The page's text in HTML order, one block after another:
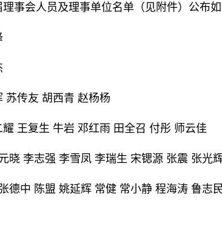
事会人员及理事单位名单（见附件）公布如
苏传友 胡西青 赵杨杨
耀 王复生 牛岩 邓红雨 田全召 付彤 师云佳
晓 李志强 李雪凤 李瑞生 宋锶源 张震 张光
德中 陈盟 姚延辉 常健 常小静 程海涛 鲁志